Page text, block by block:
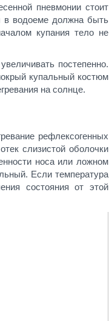
пневмонии стоит
в водоеме должна быть
купания тело не
постепенно.
купальный костюм
на солнце.
рефлексогенных
слизистой оболочки
носа или ложном
Если температура
состояния от этой